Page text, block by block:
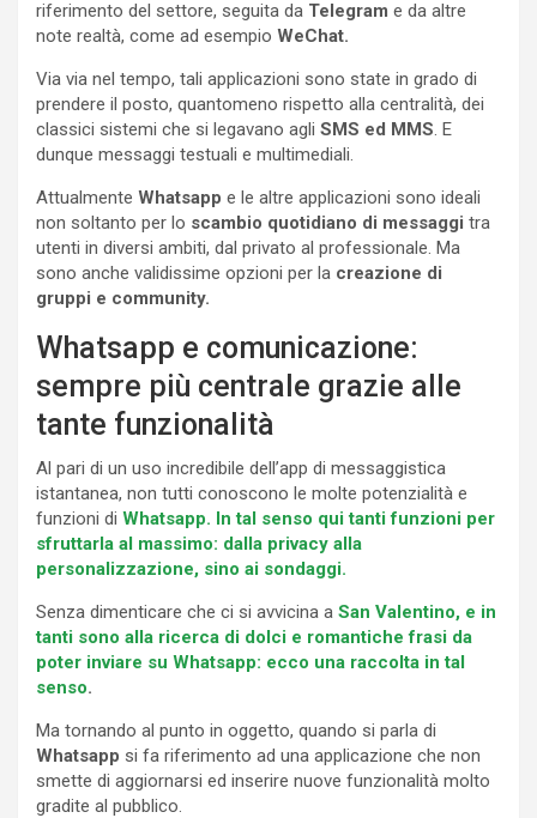
riferimento del settore, seguita da Telegram e da altre
note realtà, come ad esempio WeChat.
Via via nel tempo, tali applicazioni sono state in grado di
prendere il posto, quantomeno rispetto alla centralità, dei
classici sistemi che si legavano agli SMS ed MMS . E
dunque messaggi testuali e multimediali.
Attualmente Whatsapp e le altre applicazioni sono ideali
non soltanto per lo scambio quotidiano di messaggi tra
utenti in diversi ambiti, dal privato al professionale. Ma
sono anche validissime opzioni per la creazione di
gruppi e community.
Whatsapp e comunicazione:
sempre più centrale grazie alle
tante funzionalità
Al pari di un uso incredibile dell’app di messaggistica
istantanea, non tutti conoscono le molte potenzialità e
funzioni di Whatsapp. In tal senso qui tanti funzioni per
sfruttarla al massimo: dalla privacy alla
personalizzazione, sino ai sondaggi.
Senza dimenticare che ci si avvicina a San Valentino, e in
tanti sono alla ricerca di dolci e romantiche frasi da
poter inviare su Whatsapp: ecco una raccolta in tal
senso.
Ma tornando al punto in oggetto, quando si parla di
Whatsapp si fa riferimento ad una applicazione che non
smette di aggiornarsi ed inserire nuove funzionalità molto
gradite al pubblico.